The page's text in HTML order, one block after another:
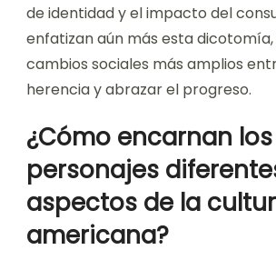
de identidad y el impacto del
enfatizan aún más esta
cambios sociales más amplios
herencia y abrazar el progreso.
¿Cómo encarnan los
personajes
aspectos de la
americana?